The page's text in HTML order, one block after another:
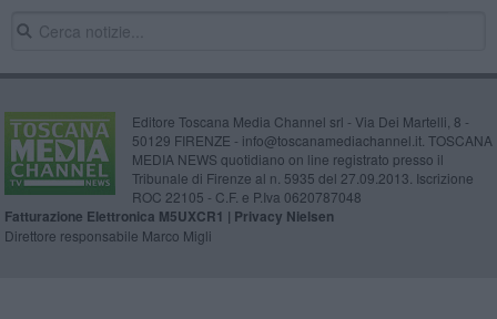
Editore Toscana Media Channel srl - Via Dei Martelli, 8 -
50129 FIRENZE - info@toscanamediachannel.it. TOSCANA
MEDIA NEWS quotidiano on line registrato presso il
Tribunale di Firenze al n. 5935 del 27.09.2013. Iscrizione
ROC 22105 - C.F. e P.Iva 0620787048
Fatturazione Elettronica M5UXCR1 | Privacy Nielsen
Direttore responsabile Marco Migli